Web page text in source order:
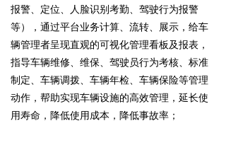
报警、定位、人脸识别考勤、驾驶行为报警
等），通过平台业务计算、流转、展示，给车
辆管理者呈现直观的可视化管理看板及报表，
指导车辆维修、维保、驾驶员行为考核、标准
制定、车辆调拨、车辆年检、车辆保险等管理
动作，帮助实现车辆设施的高效管理，延长使
用寿命，降低使用成本，降低事故率；